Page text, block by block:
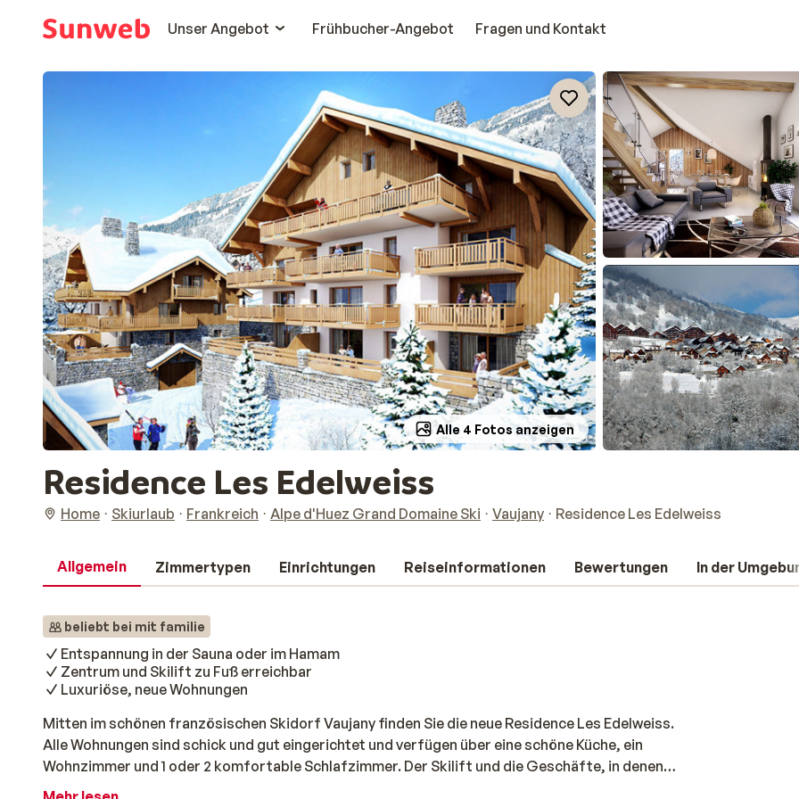
Unser Angebot
Frühbucher-Angebot Fragen und Kontakt
Alle 4 Fotos anzeigen
Residence Les Edelweiss
Home Skiurlaub Frankreich Alpe d'Huez Grand Domaine Ski Vaujany Residence Les Edelweiss
Allgemein Zimmertypen Einrichtungen Reiseinformationen Bewertungen In der
beliebt bei mit familie
Entspannung in der Sauna oder im Hamam
Zentrum und Skilift zu Fuß erreichbar
Luxuriöse, neue Wohnungen
Mitten im schönen französischen Skidorf Vaujany finden Sie die neue Residence Les Edelweiss.
Alle Wohnungen sind schick und gut eingerichtet und verfügen über eine schöne Küche, ein
Wohnzimmer und 1 oder 2 komfortable Schlafzimmer. Der Skilift und die Geschäfte, in denen
Sie Ihre täglichen Einkäufe erledigen können, sind nur 250 Meter entfernt. Lust auf Entspannung